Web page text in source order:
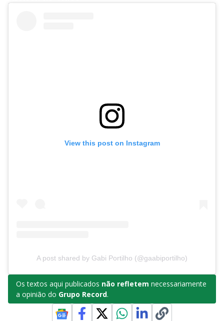
View this post on Instagram
A post shared by Gabi Portilho (@gaabiportilho)
Os textos aqui publicados não refletem necessariamente
a opinião do Grupo Record.